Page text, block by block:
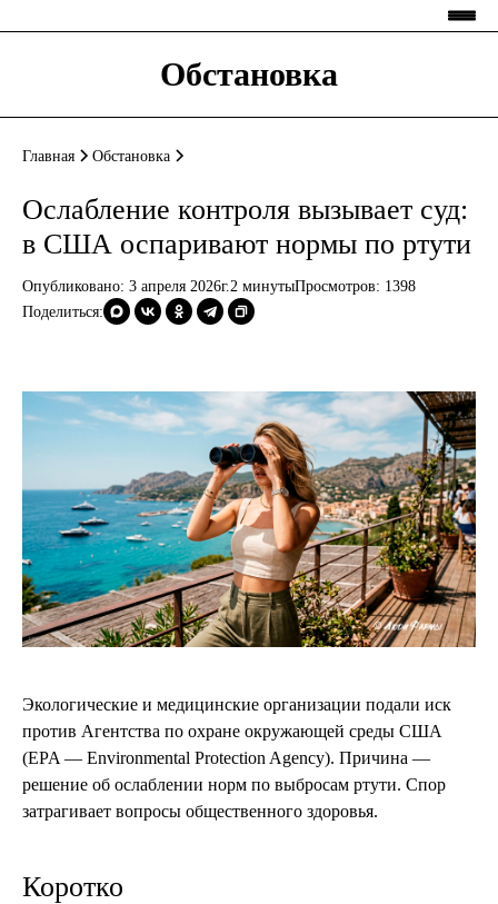
Обстановка
Главная Обстановка
Ослабление контроля вызывает суд:
в США оспаривают нормы по ртути
Опубликовано: 3 апреля 2026г.2 минутыПросмотров: 1398
Поделиться:
Экологические и медицинские организации подали иск
против Агентства по охране окружающей среды США
(EPA — Environmental Protection Agency). Причина —
решение об ослаблении норм по выбросам ртути. Спор
затрагивает вопросы общественного здоровья.
Коротко